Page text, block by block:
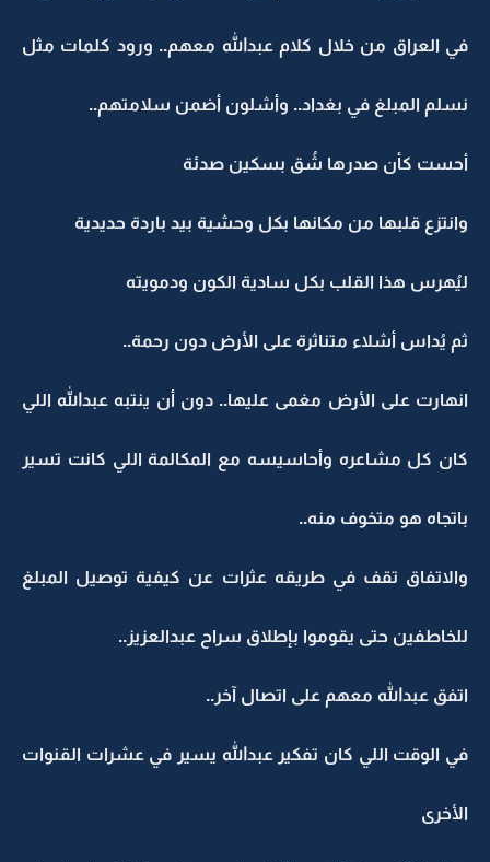
في العراق من خلال كلام عبدالله معهم.. ورود كلمات مثل
نسلم المبلغ في بغداد.. وأشلون أضمن سلامتهم..
أحست كأن صدرها شُق بسكين صدئة
وانتزع قلبها من مكانها بكل وحشية بيد باردة حديدية
ليُهرس هذا القلب بكل سادية الكون ودمويته
ثم يُداس أشلاء متناثرة على الأرض دون رحمة..
انهارت على الأرض مغمى عليها.. دون أن ينتبه عبدالله اللي
كان كل مشاعره وأحاسيسه مع المكالمة اللي كانت تسير
باتجاه هو متخوف منه..
والاتفاق تقف في طريقه عثرات عن كيفية توصيل المبلغ
للخاطفين حتى يقوموا بإطلاق سراح عبدالعزيز..
اتفق عبدالله معهم على اتصال آخر..
في الوقت اللي كان تفكير عبدالله يسير في عشرات القنوات
الأخرى